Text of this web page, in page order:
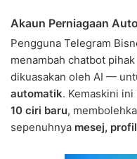
Akaun Perniagaan
Pengguna Telegram
menambah chatbot
dikuasakan oleh AI —
automatik. Kemaskini
10 ciri baru,
sepenuhnya mesej,